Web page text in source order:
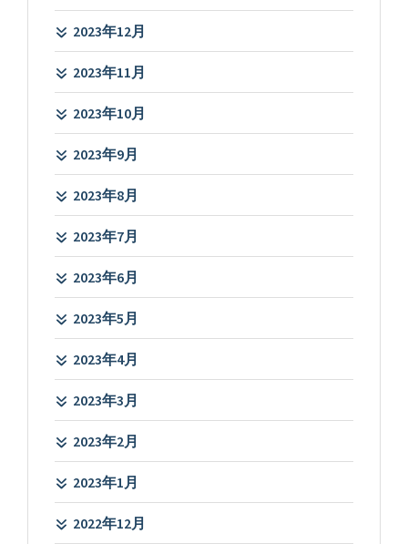
2023年12月
2023年11月
2023年10月
2023年9月
2023年8月
2023年7月
2023年6月
2023年5月
2023年4月
2023年3月
2023年2月
2023年1月
2022年12月